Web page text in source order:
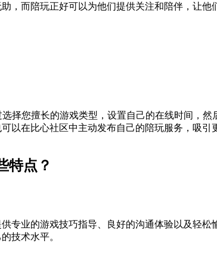
，而陪玩正好可以为他们提供关注和陪伴，让他
择您擅长的游戏类型，设置自己的在线时间，然
以在比心社区中主动发布自己的陪玩服务，吸引
特点？
专业的游戏技巧指导、良好的沟通体验以及轻松
技术水平。